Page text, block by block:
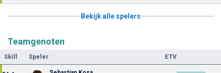
Bekijk alle spelers
Teamgenoten
Skill Speler ETV